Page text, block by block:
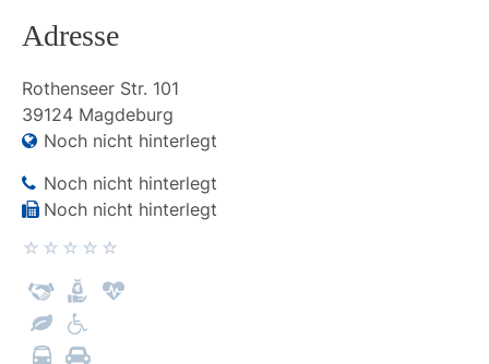
Adresse
Rothenseer Str. 101
39124 Magdeburg
Noch nicht hinterlegt
Noch nicht hinterlegt
Noch nicht hinterlegt